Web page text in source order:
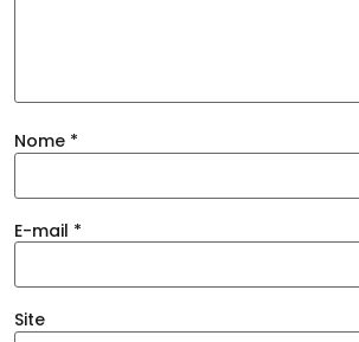
Nome *
E-mail *
Site